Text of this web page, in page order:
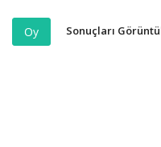
Oy Sonuçları